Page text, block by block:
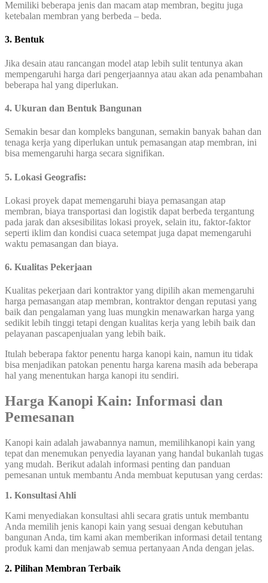
Memiliki beberapa jenis dan macam atap membran, begitu juga
ketebalan membran yang berbeda – beda.
3. Bentuk
Jika desain atau rancangan model atap lebih sulit tentunya akan
mempengaruhi harga dari pengerjaannya atau akan ada penambahan
beberapa hal yang diperlukan.
4. Ukuran dan Bentuk Bangunan
Semakin besar dan kompleks bangunan, semakin banyak bahan dan
tenaga kerja yang diperlukan untuk pemasangan atap membran, ini
bisa memengaruhi harga secara signifikan.
5. Lokasi Geografis:
Lokasi proyek dapat memengaruhi biaya pemasangan atap
membran, biaya transportasi dan logistik dapat berbeda tergantung
pada jarak dan aksesibilitas lokasi proyek, selain itu, faktor-faktor
seperti iklim dan kondisi cuaca setempat juga dapat memengaruhi
waktu pemasangan dan biaya.
6. Kualitas Pekerjaan
Kualitas pekerjaan dari kontraktor yang dipilih akan memengaruhi
harga pemasangan atap membran, kontraktor dengan reputasi yang
baik dan pengalaman yang luas mungkin menawarkan harga yang
sedikit lebih tinggi tetapi dengan kualitas kerja yang lebih baik dan
pelayanan pascapenjualan yang lebih baik.
Itulah beberapa faktor penentu harga kanopi kain, namun itu tidak
bisa menjadikan patokan penentu harga karena masih ada beberapa
hal yang menentukan harga kanopi itu sendiri.
Harga Kanopi Kain: Informasi dan
Pemesanan
Kanopi kain adalah jawabannya namun, memilihkanopi kain yang
tepat dan menemukan penyedia layanan yang handal bukanlah tugas
yang mudah. Berikut adalah informasi penting dan panduan
pemesanan untuk membantu Anda membuat keputusan yang cerdas:
1. Konsultasi Ahli
Kami menyediakan konsultasi ahli secara gratis untuk membantu
Anda memilih jenis kanopi kain yang sesuai dengan kebutuhan
bangunan Anda, tim kami akan memberikan informasi detail tentang
produk kami dan menjawab semua pertanyaan Anda dengan jelas.
2. Pilihan Membran Terbaik